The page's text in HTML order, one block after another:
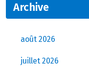
Archive
août 2026
juillet 2026